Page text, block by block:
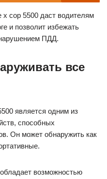
x cop 5500 даст водителям
и позволит избежать
ПДД.
все
является одним из
способных
Он может обнаружить как
возможностью